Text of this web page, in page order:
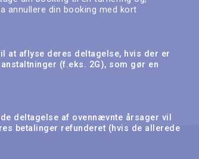
annullere din booking med kort
at aflyse deres deltagelse, hvis der er
(f.eks. 2G), som gør en
deltagelse af ovennævnte årsager vil
betalinger refunderet (hvis de allerede